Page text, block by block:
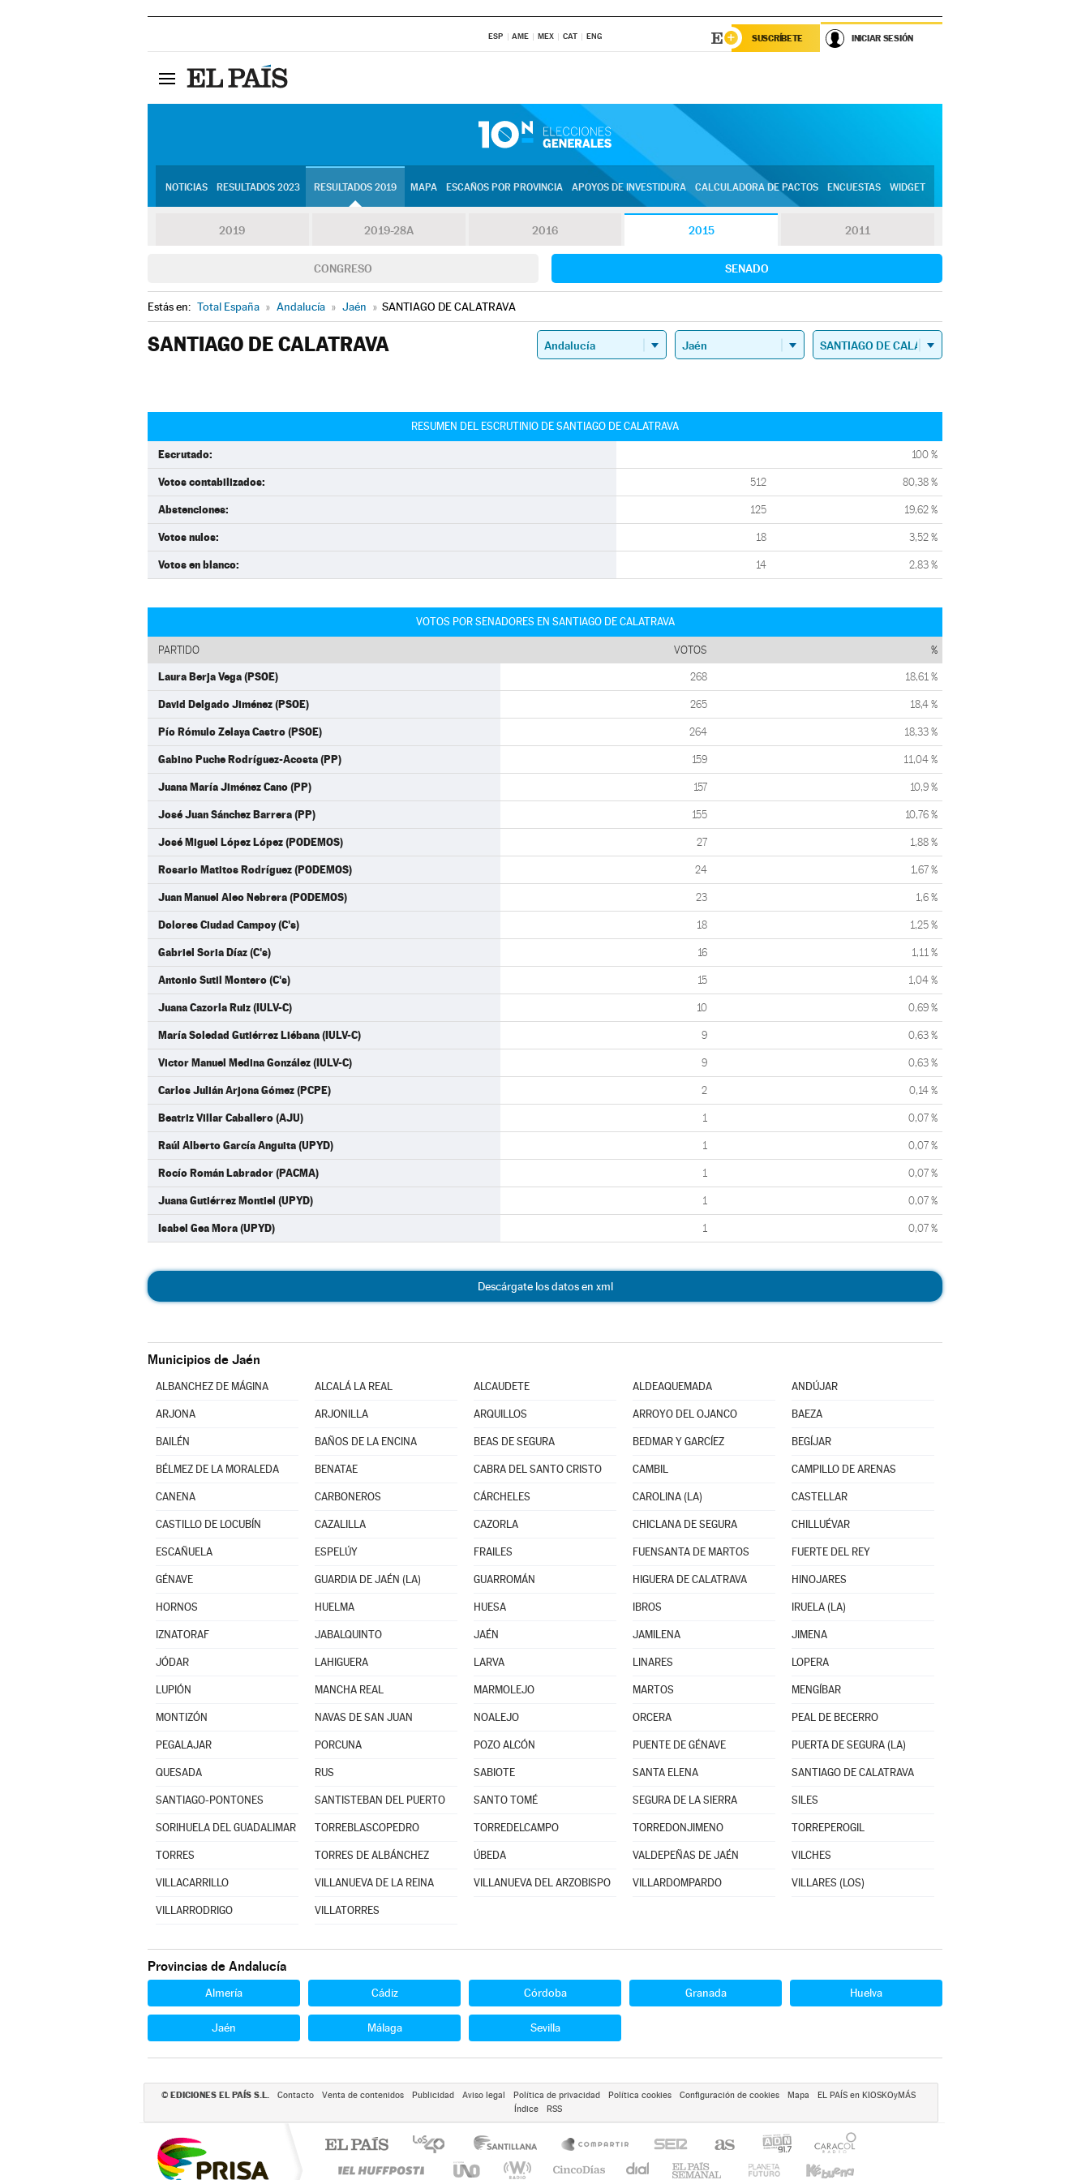
ESP AME MEX CAT ENG SUSCRÍBETE INICIAR SESIÓN
NOTICIAS RESULTADOS 2023 RESULTADOS 2019 MAPA ESCAÑOS POR PROVINCIA APOYOS DE INVESTIDURA CALCULADORA DE PACTOS ENCUESTAS WIDGET
2019 2019-28A 2016 2015 2011
CONGRESO SENADO
Estás en: Total España » Andalucía » Jaén » SANTIAGO DE CALATRAVA
SANTIAGO DE CALATRAVA
RESUMEN DEL ESCRUTINIO DE SANTIAGO DE CALATRAVA
Escrutado: 100 %
Votos contabilizados: 512 80,38 %
Abstenciones: 125 19,62 %
Votos nulos: 18 3,52 %
Votos en blanco: 14 2,83 %
VOTOS POR SENADORES EN SANTIAGO DE CALATRAVA
PARTIDO VOTOS %
Laura Berja Vega (PSOE) 268 18,61 %
David Delgado Jiménez (PSOE) 265 18,4 %
Pío Rómulo Zelaya Castro (PSOE) 264 18,33 %
Gabino Puche Rodríguez-Acosta (PP) 159 11,04 %
Juana María Jiménez Cano (PP) 157 10,9 %
José Juan Sánchez Barrera (PP) 155 10,76 %
José Miguel López López (PODEMOS) 27 1,88 %
Rosario Matitos Rodríguez (PODEMOS) 24 1,67 %
Juan Manuel Aleo Nebrera (PODEMOS) 23 1,6 %
Dolores Ciudad Campoy (C's) 18 1,25 %
Gabriel Soria Díaz (C's) 16 1,11 %
Antonio Sutil Montero (C's) 15 1,04 %
Juana Cazorla Ruiz (IULV-C) 10 0,69 %
María Soledad Gutiérrez Liébana (IULV-C) 9 0,63 %
Victor Manuel Medina González (IULV-C) 9 0,63 %
Carlos Julián Arjona Gómez (PCPE) 2 0,14 %
Beatriz Villar Caballero (AJU) 1 0,07 %
Raúl Alberto García Anguita (UPYD) 1 0,07 %
Rocío Román Labrador (PACMA) 1 0,07 %
Juana Gutiérrez Montiel (UPYD) 1 0,07 %
Isabel Gea Mora (UPYD) 1 0,07 %
Descárgate los datos en xml
Municipios de Jaén
ALBANCHEZ DE MÁGINA ALCALÁ LA REAL ALCAUDETE ALDEAQUEMADA ANDÚJAR
ARJONA ARJONILLA ARQUILLOS ARROYO DEL OJANCO BAEZA
BAILÉN BAÑOS DE LA ENCINA BEAS DE SEGURA BEDMAR Y GARCÍEZ BEGÍJAR
BÉLMEZ DE LA MORALEDA BENATAE CABRA DEL SANTO CRISTO CAMBIL CAMPILLO DE ARENAS
CANENA CARBONEROS CÁRCHELES CAROLINA (LA) CASTELLAR
CASTILLO DE LOCUBÍN CAZALILLA CAZORLA CHICLANA DE SEGURA CHILLUÉVAR
ESCAÑUELA ESPELÚY FRAILES FUENSANTA DE MARTOS FUERTE DEL REY
GÉNAVE GUARDIA DE JAÉN (LA) GUARROMÁN HIGUERA DE CALATRAVA HINOJARES
HORNOS HUELMA HUESA IBROS IRUELA (LA)
IZNATORAF JABALQUINTO JAÉN JAMILENA JIMENA
JÓDAR LAHIGUERA LARVA LINARES LOPERA
LUPIÓN MANCHA REAL MARMOLEJO MARTOS MENGÍBAR
MONTIZÓN NAVAS DE SAN JUAN NOALEJO ORCERA PEAL DE BECERRO
PEGALAJAR PORCUNA POZO ALCÓN PUENTE DE GÉNAVE PUERTA DE SEGURA (LA)
QUESADA RUS SABIOTE SANTA ELENA SANTIAGO DE CALATRAVA
SANTIAGO-PONTONES SANTISTEBAN DEL PUERTO SANTO TOMÉ SEGURA DE LA SIERRA SILES
SORIHUELA DEL GUADALIMAR TORREBLASCOPEDRO TORREDELCAMPO TORREDONJIMENO TORREPEROGIL
TORRES TORRES DE ALBÁNCHEZ ÚBEDA VALDEPEÑAS DE JAÉN VILCHES
VILLACARRILLO VILLANUEVA DE LA REINA VILLANUEVA DEL ARZOBISPO VILLARDOMPARDO VILLARES (LOS)
VILLARRODRIGO VILLATORRES
Provincias de Andalucía
Almería Cádiz Córdoba Granada Huelva
Jaén Málaga Sevilla
© EDICIONES EL PAÍS S.L. Contacto Venta de contenidos Publicidad Aviso legal Política de privacidad Política cookies Configuración de cookies Mapa
EL PAÍS en KIOSKOyMÁS
Índice
RSS